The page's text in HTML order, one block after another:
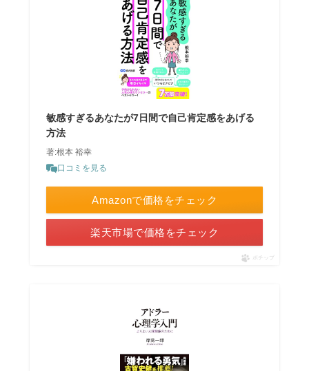
敏感すぎるあなたが7日間で自己肯定感をあげる
方法
著:根本 裕幸
口コミを見る
Amazonで価格をチェック
楽天市場で価格をチェック
ポチップ